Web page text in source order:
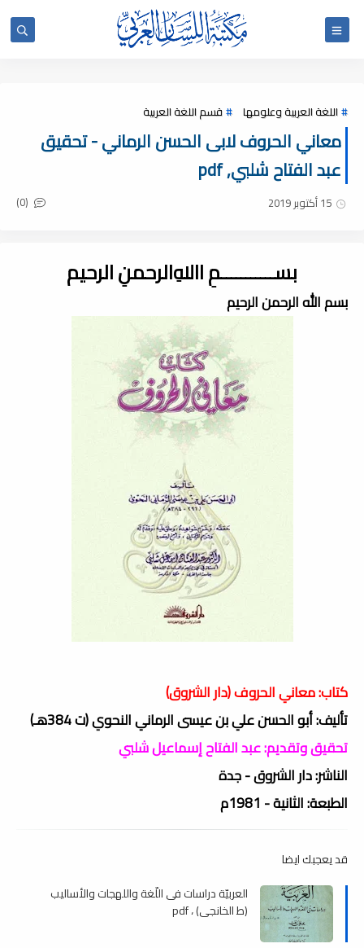
اللغة العربية وعلومها قسم اللغة العربية
معاني الحروف لابى الحسن الرماني - تحقيق
عبد الفتاح شلبي, pdf
15 أكتوبر 2019 (0)
بســـــــــــمِ اﷲِالرحمنِ الرحيم
بسم الله الرحمن الرحيم
كتاب: معاني الحروف (دار الشروق)
تأليف: أبو الحسن علي بن عيسى الرماني النحوي (ت 384هـ)
تحقيق وتقديم: عبد الفتاح إسماعيل شلبي
الناشر: دار الشروق - جدة
الطبعة: الثانية - 1981م
قد يعجبك ايضا
العربيّة دراسات فى اللّغة واللهجات والأساليب
(ط الخانجى) ، pdf